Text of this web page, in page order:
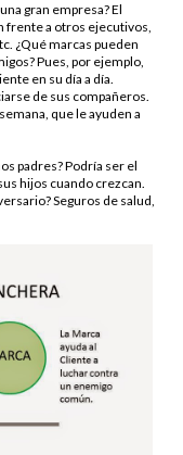
gran empresa? El
frente a otros ejecutivos,
¿Qué marcas pueden
Pues, por ejemplo,
en su día a día.
de sus compañeros.
que le ayuden a
padres? Podría ser el
hijos cuando crezcan.
Seguros de salud,